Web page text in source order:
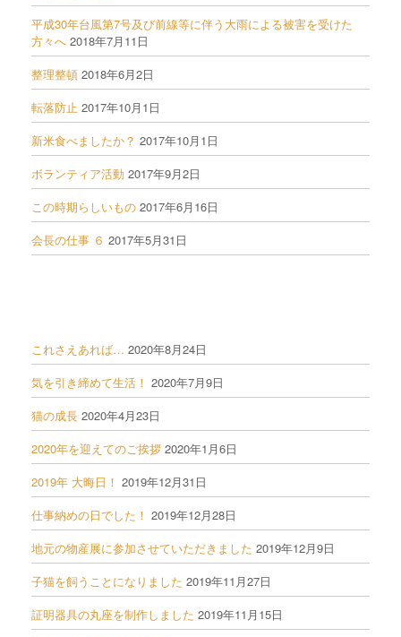
平成30年台風第7号及び前線等に伴う大雨による被害を受けた
方々へ 2018年7月11日
整理整頓 2018年6月2日
転落防止 2017年10月1日
新米食べましたか？ 2017年10月1日
ボランティア活動 2017年9月2日
この時期らしいもの 2017年6月16日
会長の仕事 ６ 2017年5月31日
これさえあれば… 2020年8月24日
気を引き締めて生活！ 2020年7月9日
猫の成長 2020年4月23日
2020年を迎えてのご挨拶 2020年1月6日
2019年 大晦日！ 2019年12月31日
仕事納めの日でした！ 2019年12月28日
地元の物産展に参加させていただきました 2019年12月9日
子猫を飼うことになりました 2019年11月27日
証明器具の丸座を制作しました 2019年11月15日